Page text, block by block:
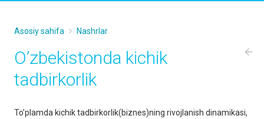
Asosiy sahifa Nashrlar
O’zbekistonda kichik
tadbirkorlik
To’plamda kichik tadbirkorlik(biznes)ning rivojlanish dinamikasi,